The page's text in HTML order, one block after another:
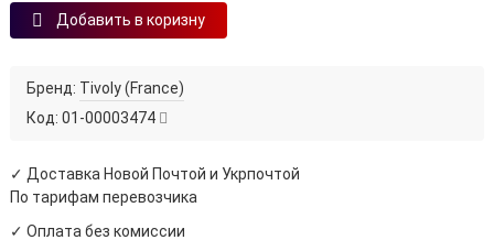
Добавить в коризну
Бренд: Tivoly (France)
Код: 01-00003474
✓ Доставка Новой Почтой и Укрпочтой
По тарифам перевозчика
✓ Оплата без комиссии